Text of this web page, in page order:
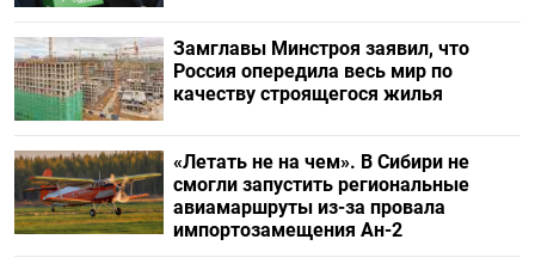
Замглавы Минстроя заявил, что
Россия опередила весь мир по
качеству строящегося жилья
«Летать не на чем». В Сибири не
смогли запустить региональные
авиамаршруты из-за провала
импортозамещения Ан-2